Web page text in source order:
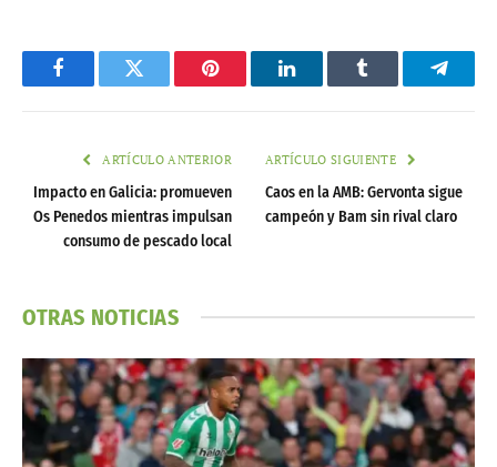
FacebookTwitter Pinterest LinkedInTumblr
ARTÍCULO ANTERIOR
Impacto en Galicia: promueven
Os Penedos mientras impulsan
consumo de pescado local
ARTÍCULO SIGUIENTE
Caos en la AMB: Gervonta sigue
campeón y Bam sin rival claro
OTRAS NOTICIAS